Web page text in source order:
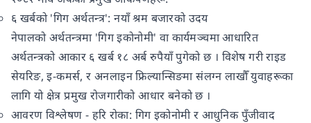
६ खर्बको 'गिग अर्थतन्त्र': नयाँ श्रम बजारको उदय
नेपालको अर्थतन्त्रमा 'गिग इकोनोमी' वा कार्यमञ्चमा आधारित
अर्थतन्त्रको आकार ६ खर्ब १८ अर्ब रुपैयाँ पुगेको छ । विशेष गरी राइड
सेयरिङ, इ-कमर्स, र अनलाइन फ्रिल्यान्सिङमा संलग्न लाखौँ युवाहरूका
लागि यो क्षेत्र प्रमुख रोजगारीको आधार बनेको छ ।
आवरण विश्लेषण - हरि रोका: गिग इकोनोमी र आधुनिक पुँजीवाद